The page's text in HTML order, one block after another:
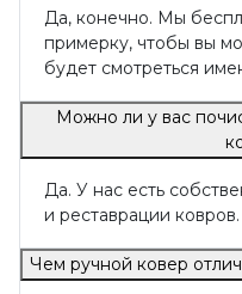
Да, конечно. Мы
примерку, чтобы вы
будет смотреться
Можно ли у вас
Да. У нас есть
и реставрации ковров.
Чем ручной ковер